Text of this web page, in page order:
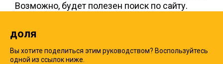
Возможно, будет полезен поиск по сайту.
доля
Вы хотите поделиться этим руководством? Воспользуйтесь
одной из ссылок ниже.